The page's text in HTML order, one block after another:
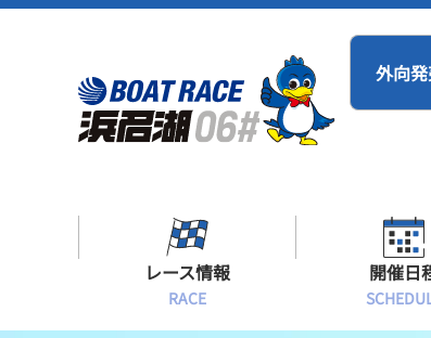
外向
レース情報
RACE
開催日